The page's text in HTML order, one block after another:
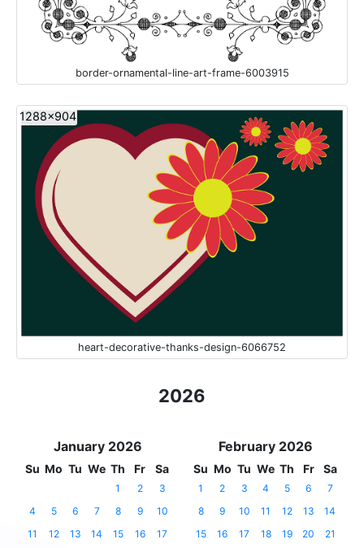
border-ornamental-line-art-frame-6003915
1288x904
heart-decorative-thanks-design-6066752
2026
January 2026
Su Mo Tu We Th Fr Sa
1 2
3
4
5 6 7 8 9
10
11
12 13 14 15 16
17
February 2026
Su Mo Tu We Th Fr Sa
1 2 3 4 5 6
7
8
9 10 11 12 13
14
15
16 17 18 19 20
21